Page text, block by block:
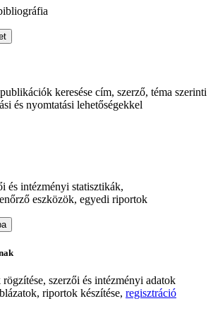
keresése cím, szerző, téma szerinti
és nyomtatási lehetőségekkel
és intézményi statisztikák,
eszközök, egyedi riportok
szerzői és intézményi adatok
riportok készítése, regisztráció